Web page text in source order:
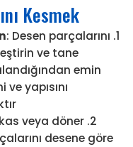
Kesmek
: Desen parçalarını
ve tane
emin
yapısını
veya döner
desene göre